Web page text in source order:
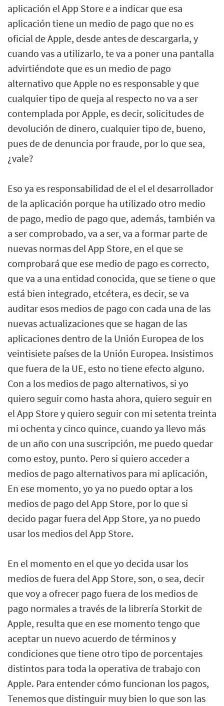
aplicación el App Store e a indicar que esa
aplicación tiene un medio de pago que no es
oficial de Apple, desde antes de descargarla, y
cuando vas a utilizarlo, te va a poner una pantalla
advirtiéndote que es un medio de pago
alternativo que Apple no es responsable y que
cualquier tipo de queja al respecto no va a ser
contemplada por Apple, es decir, solicitudes de
devolución de dinero, cualquier tipo de, bueno,
pues de de denuncia por fraude, por lo que sea,
¿vale?
Eso ya es responsabilidad de el el el desarrollador
de la aplicación porque ha utilizado otro medio
de pago, medio de pago que, además, también va
a ser comprobado, va a ser, va a formar parte de
nuevas normas del App Store, en el que se
comprobará que ese medio de pago es correcto,
que va a una entidad conocida, que se tiene o que
está bien integrado, etcétera, es decir, se va
auditar esos medios de pago con cada una de las
nuevas actualizaciones que se hagan de las
aplicaciones dentro de la Unión Europea de los
veintisiete países de la Unión Europea. Insistimos
que fuera de la UE, esto no tiene efecto alguno.
Con a los medios de pago alternativos, si yo
quiero seguir como hasta ahora, quiero seguir en
el App Store y quiero seguir con mi setenta treinta
mi ochenta y cinco quince, cuando ya llevo más
de un año con una suscripción, me puedo quedar
como estoy, punto. Pero si quiero acceder a
medios de pago alternativos para mi aplicación,
En ese momento, yo ya no puedo optar a los
medios de pago del App Store, por lo que si
decido pagar fuera del App Store, ya no puedo
usar los medios del App Store.
En el momento en el que yo decida usar los
medios de fuera del App Store, son, o sea, decir
que voy a ofrecer pago fuera de los medios de
pago normales a través de la librería Storkit de
Apple, resulta que en ese momento tengo que
aceptar un nuevo acuerdo de términos y
condiciones que tiene otro tipo de porcentajes
distintos para toda la operativa de trabajo con
Apple. Para entender cómo funcionan los pagos,
Tenemos que distinguir muy bien lo que son las